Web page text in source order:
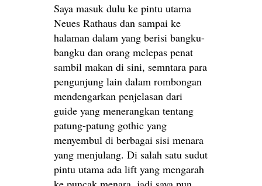
Saya masuk dulu ke pintu utama
Neues Rathaus dan sampai ke
halaman dalam yang berisi bangku-
bangku dan orang melepas penat
sambil makan di sini, semntara para
pengunjung lain dalam rombongan
mendengarkan penjelasan dari
guide yang menerangkan tentang
patung-patung gothic yang
menyembul di berbagai sisi menara
yang menjulang. Di salah satu sudut
pintu utama ada lift yang mengarah